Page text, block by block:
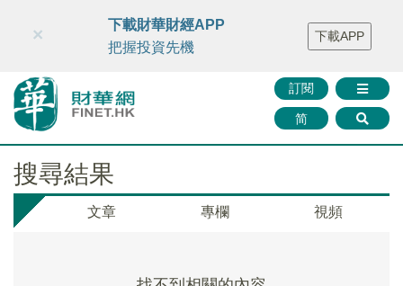
財華智庫網 FINTV FINMETA 財華證券 媒體矩陣
智庫沙龍
聯絡我們
訂閱
简
×
下載財華財經APP
把握投資先機
下載APP
搜尋結果
文章 專欄 視頻